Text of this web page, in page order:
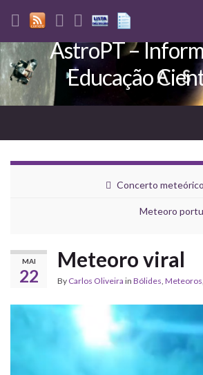
Search for:
AstroPT –
Educação
Concerto meteórico
Meteoro
MAI
22
Meteoro viral
By Carlos Oliveira in Bólides, Meteoros,